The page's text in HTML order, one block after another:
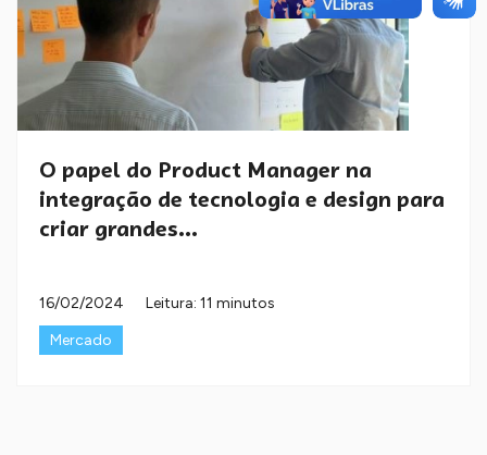
O papel do Product Manager na
integração de tecnologia e design para
criar grandes...
16/02/2024
Leitura: 11 minutos
Mercado